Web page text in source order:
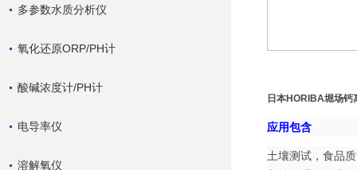
多参数水质分析仪
氧化还原ORP/PH计
酸碱浓度计/PH计
电导率仪
溶解氧仪
日本HORIBA堀场钙
应用包含
土壤测试，食品